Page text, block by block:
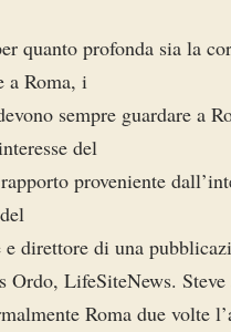
quanto profonda sia la
a Roma, i
sempre guardare a
del
proveniente
e direttore di una
Ordo, LifeSiteNews. Steve
Roma due volte